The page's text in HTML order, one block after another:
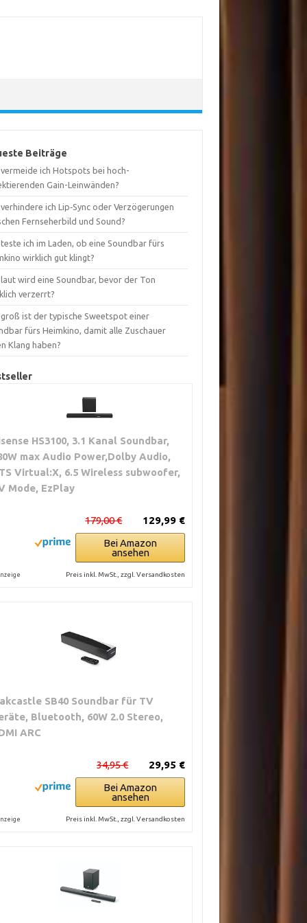
Beiträge
ich Hotspots bei hoch-
Gain-Leinwänden?
ich Lip‑Sync oder Verzögerungen
Fernseherbild und Sound?
ich im Laden, ob eine Soundbar fürs
wirklich gut klingt?
wird eine Soundbar, bevor der Ton
verzerrt?
groß ist der typische Sweetspot einer
fürs Heimkino, damit alle Zuschauer
Klang haben?
HS3100, 3.1 Kanal Soundbar,
max Audio Power,Dolby Audio,
Virtual:X, 6.5 Wireless subwoofer,
Mode, EzPlay
129,99 €
179,00 €
Bei Amazon
ansehen
Preis inkl. MwSt., zzgl. Versandkosten
SB40 Soundbar für TV
Bluetooth, 60W 2.0 Stereo,
ARC
29,95 €
34,95 €
Bei Amazon
ansehen
Preis inkl. MwSt., zzgl. Versandkosten